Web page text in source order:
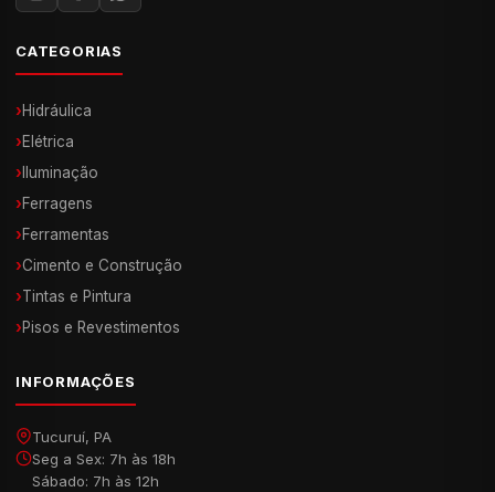
CATEGORIAS
›Hidráulica
›Elétrica
› Iluminação
›Ferragens
›Ferramentas
›Cimento e Construção
›Tintas e Pintura
›Pisos e Revestimentos
INFORMAÇÕES
Tucuruí, PA
Seg a Sex: 7h às 18h
Sábado: 7h às 12h